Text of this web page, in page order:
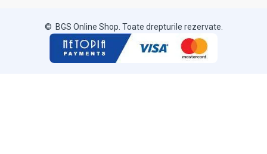
© BGS Online Shop. Toate drepturile rezervate.